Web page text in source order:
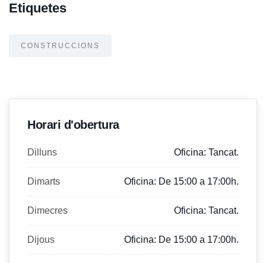
Etiquetes
CONSTRUCCIONS
Horari d'obertura
Dilluns Oficina: Tancat.
Dimarts Oficina: De 15:00 a 17:00h.
Dimecres Oficina: Tancat.
Dijous Oficina: De 15:00 a 17:00h.